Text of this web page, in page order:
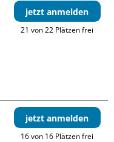
jetzt anmelden
21 von 22 Plätzen frei
jetzt anmelden
16 von 16 Plätzen frei